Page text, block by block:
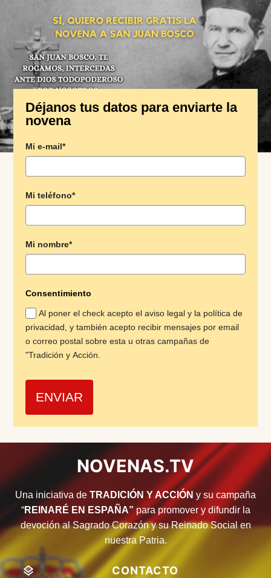
Déjanos tus datos para enviarte la
novena
Mi e-mail*
Mi teléfono*
Mi nombre*
Consentimiento
Al poner el check acepto el aviso legal y la política de
privacidad, y también acepto recibir mensajes por email
o correo postal sobre esta u otras campañas de
"Tradición y Acción.
ENVIAR
NOVENAS.TV
Una iniciativa de TRADICIÓN Y ACCIÓN y su campaña
“REINARÉ EN ESPAÑA”para promover y difundir la
devoción al Sagrado Corazón y su Reinado Social en
nuestra Patria.
CONTACTO